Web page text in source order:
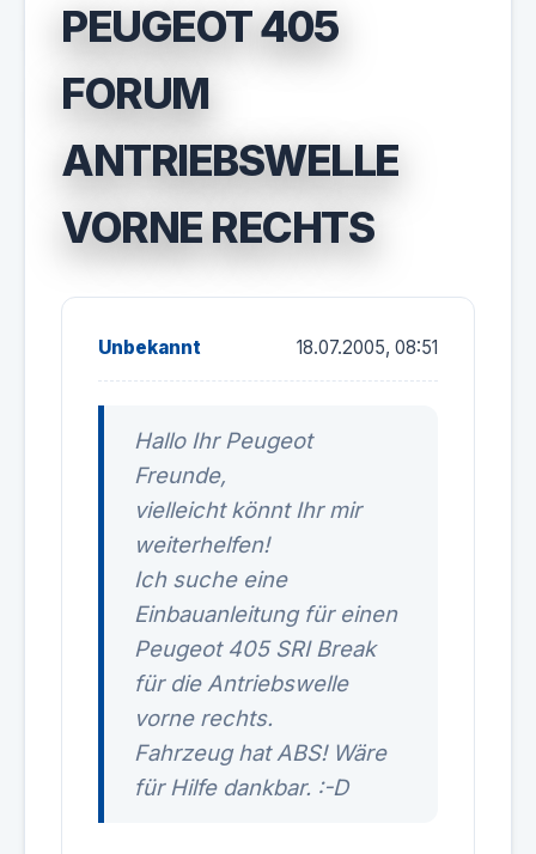
PEUGEOT 405
FORUM
ANTRIEBSWELLE
VORNE RECHTS
Unbekannt 18.07.2005, 08:51
Hallo Ihr Peugeot
Freunde,
vielleicht könnt Ihr mir
weiterhelfen!
Ich suche eine
Einbauanleitung für einen
Peugeot 405 SRI Break
für die Antriebswelle
vorne rechts.
Fahrzeug hat ABS! Wäre
für Hilfe dankbar. :-D